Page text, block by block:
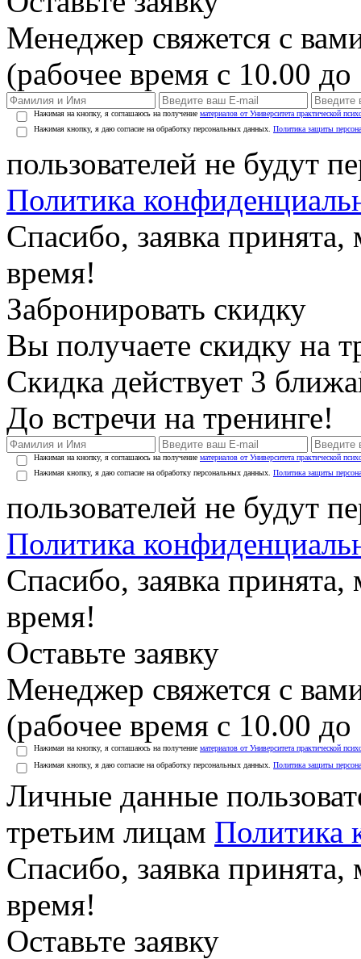
Менеджер свяжется с
(рабочее время с 10.00
Нажимая на кнопку, я соглашаюсь на получение материалов от Университета практической
Нажимая кнопку, я даю согласие на обработку персональных данных. Политика защиты
пользователей не будут
Политика
Спасибо, заявка
время!
Забронировать скидку
Вы получаете скидку на
Скидка действует 3
До встречи на тренинге!
Нажимая на кнопку, я соглашаюсь на получение материалов от Университета практической
Нажимая кнопку, я даю согласие на обработку персональных данных. Политика защиты
пользователей не будут
Политика
Спасибо, заявка
время!
Оставьте заявку
Менеджер свяжется с
(рабочее время с 10.00
Нажимая на кнопку, я соглашаюсь на получение материалов от Университета практической
Нажимая кнопку, я даю согласие на обработку персональных данных. Политика защиты
Личные данные
третьим лицам Политика
Спасибо, заявка
время!
Оставьте заявку